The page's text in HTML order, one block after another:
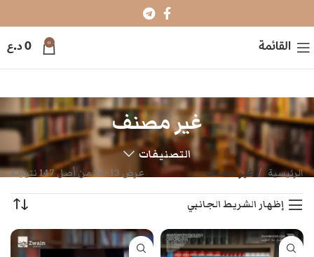
القائمة 0
0د.ع
غير مصنف
التصنيفات
الرئيسية غير مصنف عرض 13–24 من أصل 147 نتيجة
إظهار الشريط الجانبي